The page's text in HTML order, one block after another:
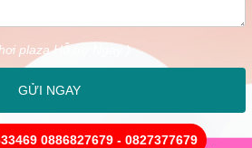
plaza Hỗ trợ Ngay )
GỬI NGAY
0886827679 - 0827377679